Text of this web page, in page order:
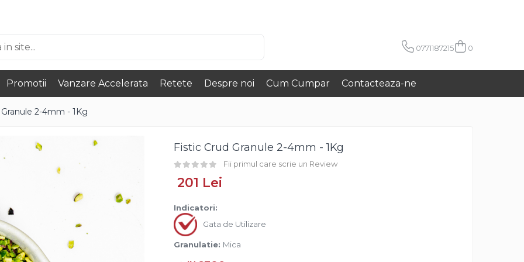
0771187215 0
Promotii Vanzare Accelerata Retete Despre noi Cum Cumpar Contacteaza-ne
2-4mm - 1Kg
Fistic Crud Granule 2-4mm - 1Kg
Fii primul care scrie un Review
201 Lei
Indicatori:
Gata de Utilizare
Granulatie: Mica